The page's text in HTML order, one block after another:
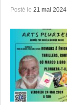
Posté le 21 mai 2024